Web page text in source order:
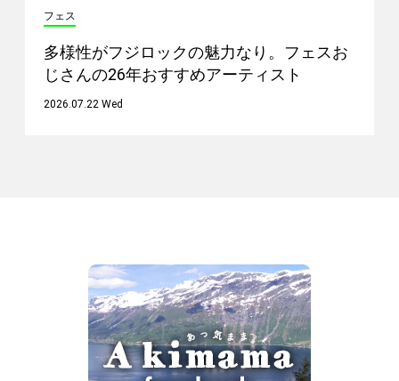
フェス
多様性がフジロックの魅力なり。フェスお
じさんの26年おすすめアーティスト
2026.07.22 Wed